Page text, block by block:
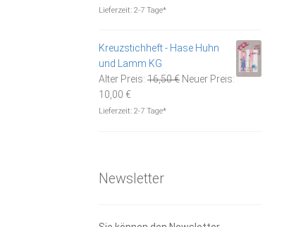
Preis
Lieferzeit:2-7 Tage*
Kreuzstichheft - Hase Huhn
und Lamm KG
Alter Preis: 16,50€ Ursprünglicher
Neuer Preis:
10,00 €Aktueller
Preis
Lieferzeit:2-7 Tage*
Newsletter